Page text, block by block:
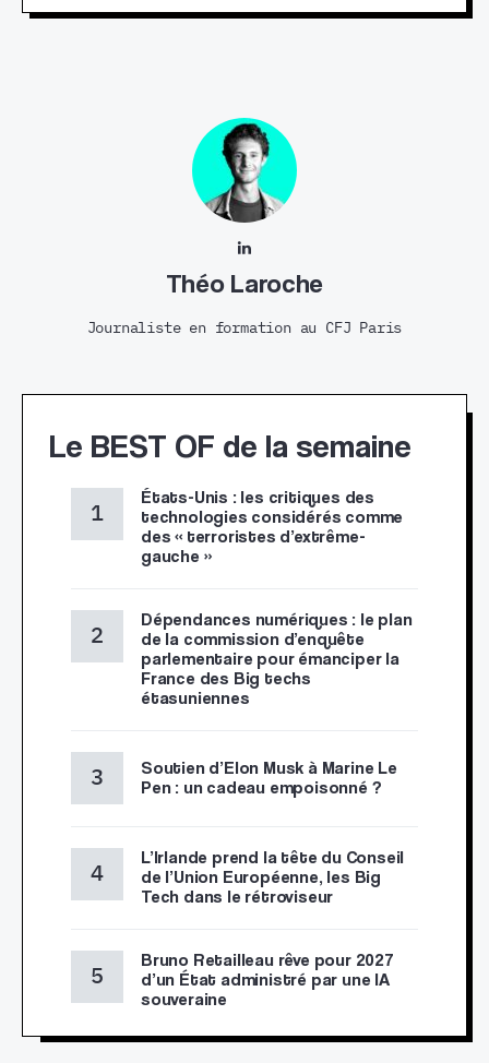
Théo Laroche
Journaliste en formation au CFJ Paris
Le BEST OF de la semaine
États-Unis : les critiques des
technologies considérés comme
des « terroristes d’extrême-
gauche »
Dépendances numériques : le plan
de la commission d’enquête
parlementaire pour émanciper la
France des Big techs
étasuniennes
Soutien d’Elon Musk à Marine Le
Pen : un cadeau empoisonné ?
L’Irlande prend la tête du Conseil
de l’Union Européenne, les Big
Tech dans le rétroviseur
Bruno Retailleau rêve pour 2027
d’un État administré par une IA
souveraine